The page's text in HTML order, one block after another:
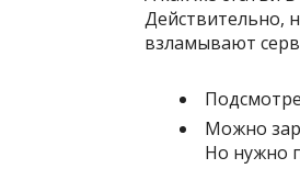
Действительно,
взламывают
Можно
Но нужно